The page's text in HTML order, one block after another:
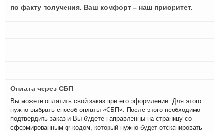
по факту получения. Ваш комфорт – наш приоритет.
Оплата через СБП
Вы можете оплатить свой заказ при его оформлении. Для этого
нужно выбрать способ оплаты «СБП». После этого необходимо
подтвердить заказ и Вы будете направленны на страницу со
сформированным qr-кодом, который нужно будет отсканировать